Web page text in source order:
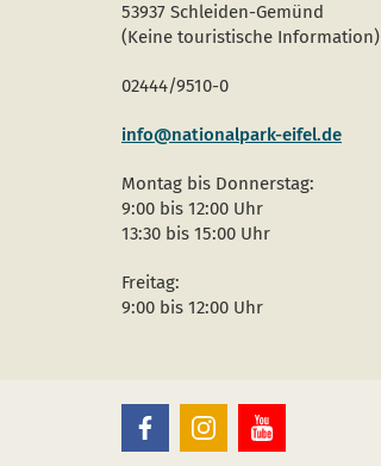
53937 Schleiden-Gemünd
(Keine touristische Information)
02444/9510-0
info@nationalpark-eifel.de
Montag bis Donnerstag:
9:00 bis 12:00 Uhr
13:30 bis 15:00 Uhr
Freitag:
9:00 bis 12:00 Uhr
Le
Parc
National
Le
Parc
National
Le
Parc
National